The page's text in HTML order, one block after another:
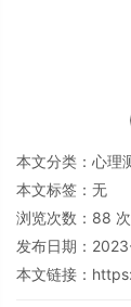
本文分类： 心理
本文标签：无
浏览次数： 88
发布日期：
本文链接：